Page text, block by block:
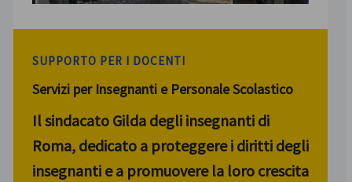
SUPPORTO PER I DOCENTI
Servizi per Insegnanti e Personale Scolastico
Il sindacato Gilda degli insegnanti di
Roma, dedicato a proteggere i diritti degli
insegnanti e a promuovere la loro crescita